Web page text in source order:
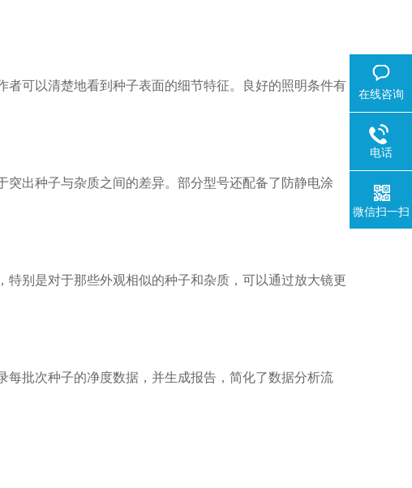
可以清楚地看到种子表面的细节特征。良好的照明条件有
出种子与杂质之间的差异。部分型号还配备了防静电涂
别是对于那些外观相似的种子和杂质，可以通过放大镜更
批次种子的净度数据，并生成报告，简化了数据分析流
在线咨询
电话
微信扫一扫